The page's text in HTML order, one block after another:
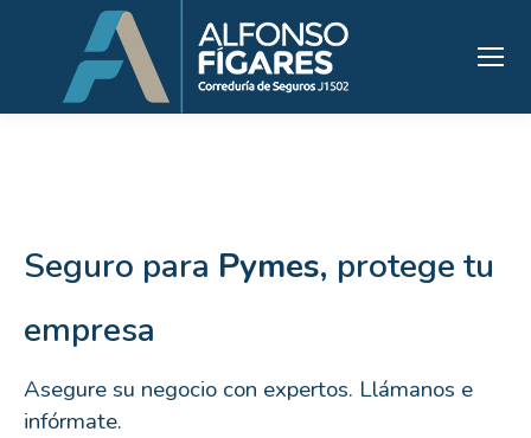
Seguro para Pymes, protege tu
empresa
Asegure su negocio con expertos. Llámanos e
infórmate.